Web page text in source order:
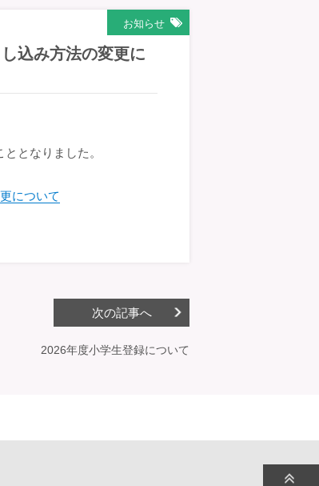
お知らせ
込み方法の変更に
となりました。
について
次の記事へ
2026年度小学生登録について